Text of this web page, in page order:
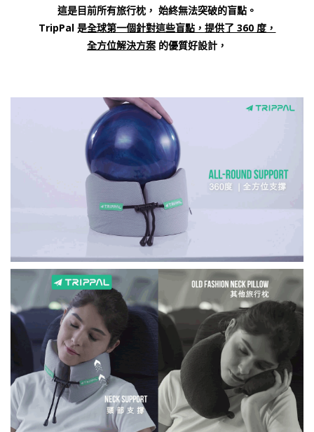
這是目前所有旅行枕， 始終無法突破的盲點。
TripPal 是全球第一個針對這些盲點，提供了 360 度，
全方位解決方案 的優質好設計，